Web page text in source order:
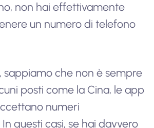
non hai effettivamente
un numero di telefono
sappiamo che non è sempre
posti come la Cina, le app
numeri
questi casi, se hai davvero